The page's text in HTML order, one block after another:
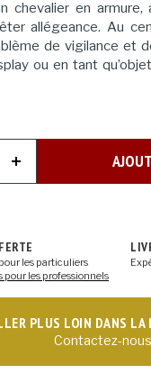
chevalier en armure,
allégeance. Au
de vigilance et
ou en tant
les particuliers
pour les professionnels
PLUS LOIN DANS LA
Contactez-